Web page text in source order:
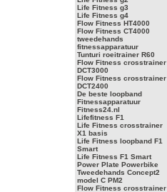
Life Fitness g3
Life Fitness g4
Flow Fitness HT4000
Flow Fitness CT4000
tweedehands
fitnessapparatuur
Tunturi roeitrainer R60
Flow Fitness crosstrainer
DCT3000
Flow Fitness crosstrainer
DCT2400
De beste loopband
Fitnessapparatuur
Fitness24.nl
Lifefitness F1
Life Fitness crosstrainer
X1 basis
Life Fitness loopband F1
Smart
Life Fitness F1 Smart
Power Plate Powerbike
Tweedehands Concept2
model C PM2
Flow Fitness crosstrainer